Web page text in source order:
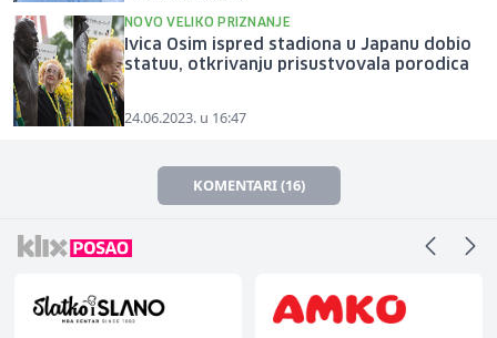
NOVO VELIKO PRIZNANJE
Ivica Osim ispred stadiona u Japanu dobio
statuu, otkrivanju prisustvovala porodica
24.06.2023. u 16:47
KOMENTARI (16)